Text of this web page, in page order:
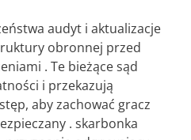
audyt i aktualizacje
obronnej przed
. Te bieżące sąd
i przekazują
aby zachować gracz
. skarbonka